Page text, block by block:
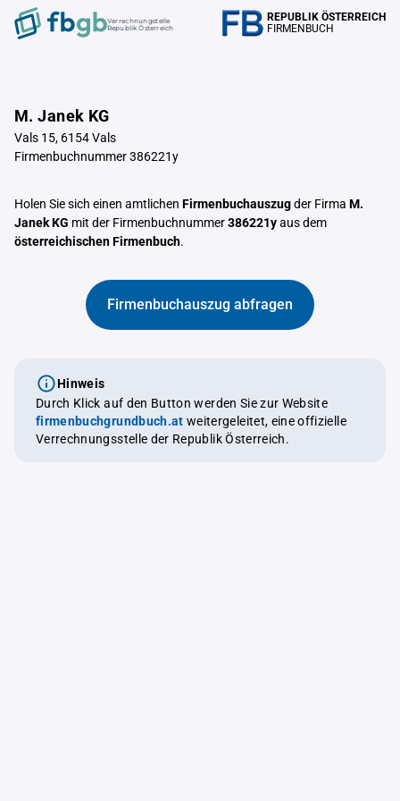
Verrechnungstelle
Republik Österreich
REPUBLIK ÖSTERREICH
FIRMENBUCH
M. Janek KG
Vals 15, 6154 Vals
Firmenbuchnummer 386221y
Holen Sie sich einen amtlichen Firmenbuchauszugder Firma M.
Janek KG mit der Firmenbuchnummer386221yaus dem
österreichischen Firmenbuch.
Firmenbuchauszug abfragen
Hinweis
Durch Klick auf den Button werden Sie zur Website
firmenbuchgrundbuch.at weitergeleitet, eine offizielle
Verrechnungsstelle der Republik Österreich.